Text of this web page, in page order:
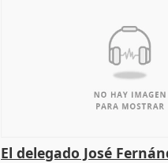
El delegado José